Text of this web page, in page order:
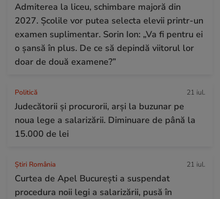
Admiterea la liceu, schimbare majoră din
2027. Școlile vor putea selecta elevii printr-un
examen suplimentar. Sorin Ion: „Va fi pentru ei
o șansă în plus. De ce să depindă viitorul lor
doar de două examene?”
Politică 21 iul.
Judecătorii și procurorii, arși la buzunar pe
noua lege a salarizării. Diminuare de până la
15.000 de lei
Știri România 21 iul.
Curtea de Apel București a suspendat
procedura noii legi a salarizării, pusă în